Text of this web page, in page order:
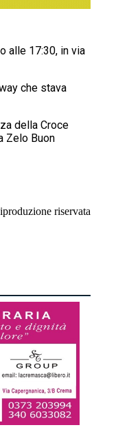
alle 17:30, in via
che stava
della Croce
Zelo Buon
riservata